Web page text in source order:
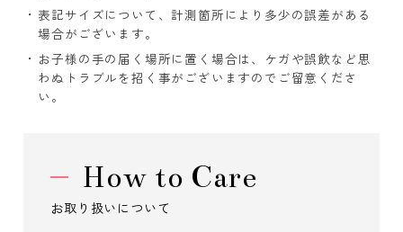
表記サイズについて、計測箇所により多少の誤差がある
場合がございます。
お子様の手の届く場所に置く場合は、ケガや誤飲など思
わぬトラブルを招く事がございますのでご留意くださ
い。
How to Care
お取り扱いについて